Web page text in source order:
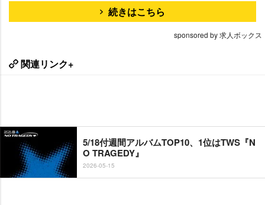
続きはこちら
sponsored by 求人ボックス
関連リンク+
5/18付週間アルバムTOP10、1位はTWS『N
O TRAGEDY』
2026-05-15